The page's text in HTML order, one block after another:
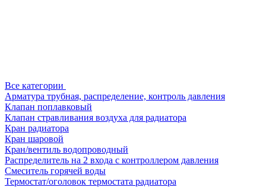
Все категории
Арматура трубная, распределение, контроль давления
Клапан поплавковый
Клапан стравливания воздуха для радиатора
Кран радиатора
Кран шаровой
Кран/вентиль водопроводный
Распределитель на 2 входа с контроллером давления
Смеситель горячей воды
Термостат/оголовок термостата радиатора